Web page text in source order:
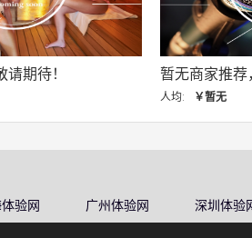
待！ 暂无商家推荐，
￥暂无
体验网 广州体验网 深圳体验